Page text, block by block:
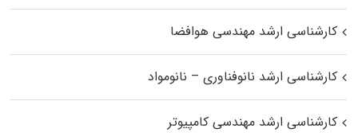
کارشناسی ارشد مهندسی هوافضا
کارشناسی ارشد نانوفناوری – نانومواد
کارشناسی ارشد مهندسی کامپیوتر